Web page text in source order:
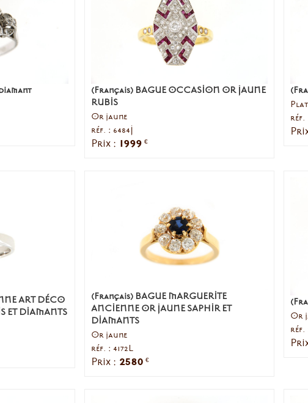
(Français) BAGUE OCCASION OR JAUNE
RUBIS
Or jaune
réf. : 6484J
Prix : 1999 €
réf.
ART DÉCO
ET DIAMANTS
(Français) BAGUE MARGUERITE
ANCIENNE OR JAUNE SAPHIR ET
DIAMANTS
Or jaune
réf. : 4172L
Prix : 2580 €
Or
réf.